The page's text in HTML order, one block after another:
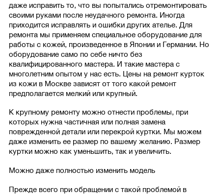
даже исправить то, что вы попытались отремонтировать
своими руками после неудачного ремонта. Иногда
приходится исправлять и ошибки других ателье. Для
ремонта мы применяем специальное оборудование для
работы с кожей, произведенное в Японии и Германии. Но
оборудование само по себе ничто без
квалифицированного мастера. И такие мастера с
многолетним опытом у нас есть. Цены на ремонт курток
из кожи в Москве зависят от того какой ремонт
предполагается мелкий или крупный.
К крупному ремонту можно отнести проблемы, при
которых нужна частичная или полная замена
поврежденной детали или перекрой куртки. Мы можем
даже изменить ее размер по вашему желанию. Размер
куртки можно как уменьшить, так и увеличить.
Можно даже полностью изменить модель
Прежде всего при обращении с такой проблемой в